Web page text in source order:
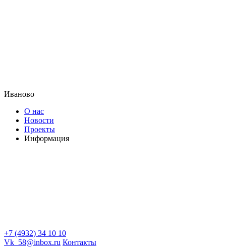
Иваново
О нас
Новости
Проекты
Информация
+7 (4932) 34 10 10
Vk_58@inbox.ru Контакты